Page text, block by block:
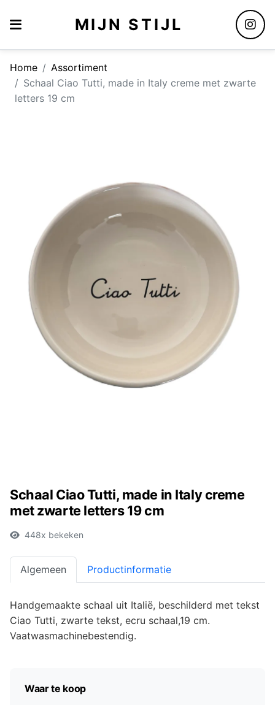
MIJN STIJL
Home
Assortiment
Schaal Ciao Tutti, made in Italy creme met zwarte
letters 19 cm
Schaal Ciao Tutti, made in Italy creme
met zwarte letters 19 cm
448x bekeken
Algemeen Productinformatie
Handgemaakte schaal uit Italië, beschilderd met tekst
Ciao Tutti, zwarte tekst, ecru schaal,19 cm.
Vaatwasmachinebestendig.
Waar te koop